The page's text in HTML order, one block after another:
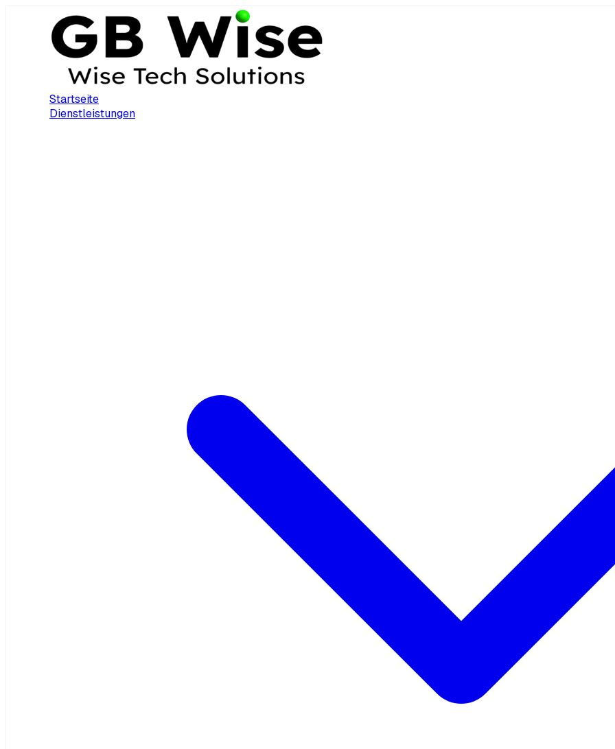
Startseite
Dienstleistungen